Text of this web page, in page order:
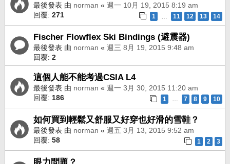
最後發表 由 norman « 週一 10月 19, 2015 8:19 am
回覆: 271 1 … 11 12 13 14
Fischer Flowflex Ski Bindings (避震器)
最後發表 由 norman « 週三 8月 19, 2015 9:48 am
回覆: 2
這個人能不能考過CSIA L4
最後發表 由 norman « 週一 3月 30, 2015 11:20 am
回覆: 186 1 … 7 8 9 10
如何買到輕鬆又舒服又好穿也好滑的雪鞋？
最後發表 由 norman « 週五 3月 13, 2015 9:52 am
回覆: 58 1 2 3